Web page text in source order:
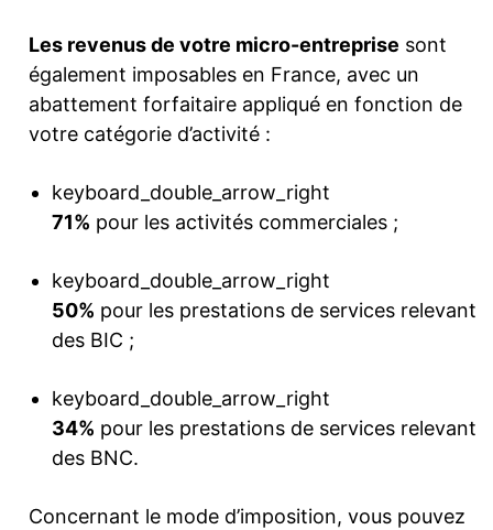
Les revenus de votre micro-entreprise sont
également imposables en France, avec un
abattement forfaitaire appliqué en fonction de
votre catégorie d’activité :
keyboard_double_arrow_right
71% pour les activités commerciales ;
keyboard_double_arrow_right
50% pour les prestations de services relevant
des BIC ;
keyboard_double_arrow_right
34% pour les prestations de services relevant
des BNC.
Concernant le mode d’imposition, vous pouvez